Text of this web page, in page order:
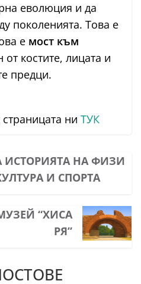
еволюция и да
поколенията. Това е
е мост към
от костите, лицата и
предци.
ни ТУК
ИСТОРИЯТА НА ФИЗИ
И СПОРТА
“ХИСА
РЯ”